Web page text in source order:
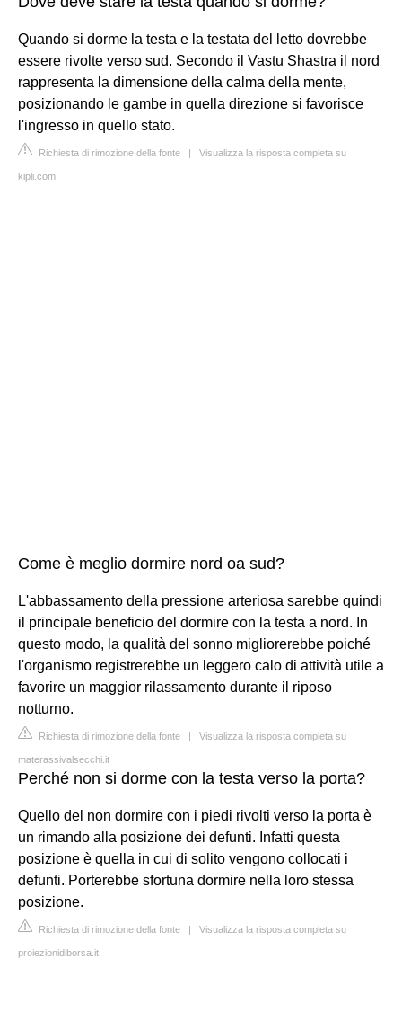
Quando si dorme la testa e la testata del letto dovrebbe
essere rivolte verso sud. Secondo il Vastu Shastra il nord
rappresenta la dimensione della calma della mente,
posizionando le gambe in quella direzione si favorisce
l'ingresso in quello stato.
Richiesta di rimozione della fonte | Visualizza la risposta completa su
kipli.com
Come è meglio dormire nord oa sud?
L'abbassamento della pressione arteriosa sarebbe quindi
il principale beneficio del dormire con la testa a nord. In
questo modo, la qualità del sonno migliorerebbe poiché
l'organismo registrerebbe un leggero calo di attività utile a
favorire un maggior rilassamento durante il riposo
notturno.
Richiesta di rimozione della fonte | Visualizza la risposta completa su
materassivalsecchi.it
Perché non si dorme con la testa verso la porta?
Quello del non dormire con i piedi rivolti verso la porta è
un rimando alla posizione dei defunti. Infatti questa
posizione è quella in cui di solito vengono collocati i
defunti. Porterebbe sfortuna dormire nella loro stessa
posizione.
Richiesta di rimozione della fonte | Visualizza la risposta completa su
proiezionidiborsa.it